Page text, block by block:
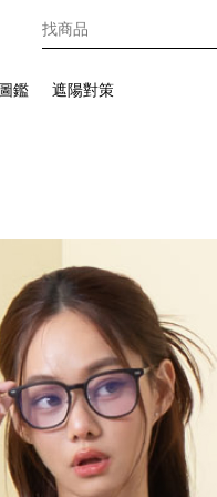
鑑 遮陽對策